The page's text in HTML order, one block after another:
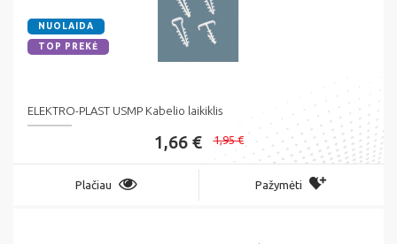
NUOLAIDA
TOP PREKĖ
ELEKTRO-PLAST USMP Kabelio laikiklis
1,66 € 1,95 €
Plačiau Pažymėti